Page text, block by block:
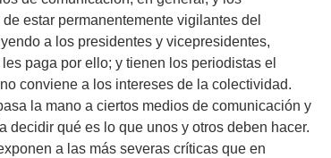
estar permanentemente vigilantes del
a los presidentes y vicepresidentes,
paga por ello; y tienen los periodistas el
conviene a los intereses de la colectividad.
la mano a ciertos medios de comunicación y
qué es lo que unos y otros deben hacer.
a las más severas críticas que en